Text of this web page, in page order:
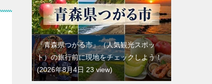
『青森県つがる市』（人気観光スポッ
ト）の旅行前に現地をチェックしよう！
2026年8月4日 23 view